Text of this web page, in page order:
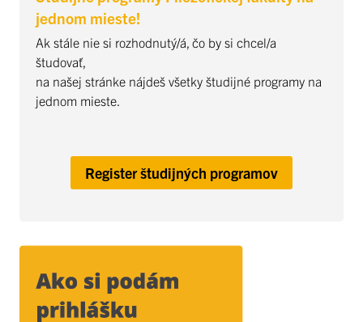
jednom mieste!
Ak stále nie si rozhodnutý/á, čo by si chcel/a
študovať,
na našej stránke nájdeš všetky študijné programy na
jednom mieste.
Register študijných programov